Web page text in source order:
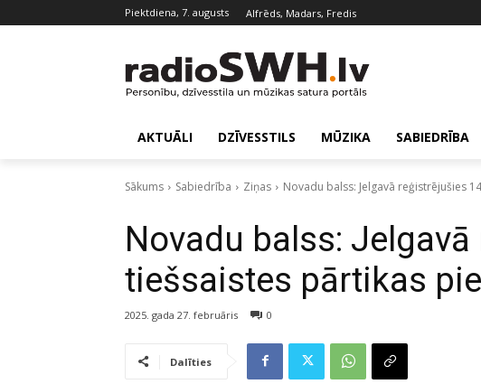
piektdiena, 7. augusts Alfrēds, Madars, Fredis
AKTUĀLI DZĪVESSTILS MŪZIKA SABIEDRĪBA
Sākums Sabiedrība Ziņas Novadu balss: Jelgavā reģistrējušies
Novadu balss:
tiešsaistes pārtikas
2025. gada 27. februāris 0
Dalīties